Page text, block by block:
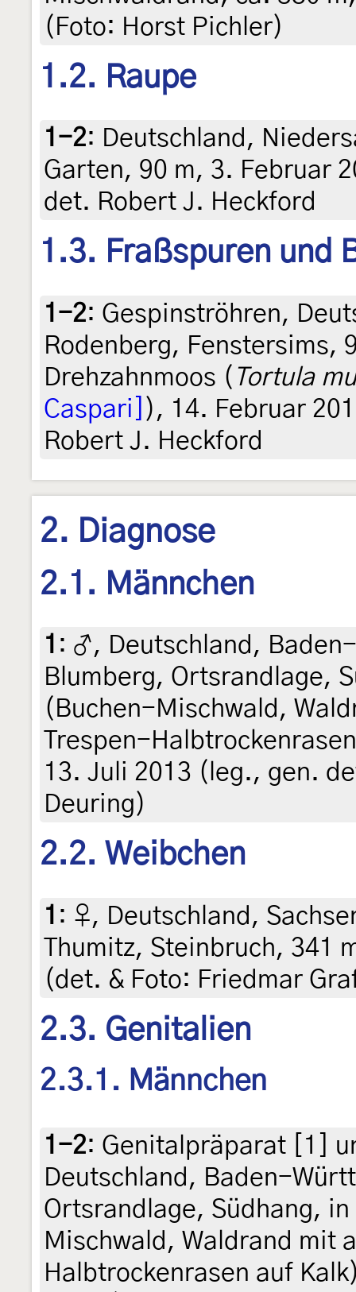
(Foto: Horst Pichler)
1.2. Raupe
1-2: Deutschland,
Garten, 90 m, 3. Februar
det. Robert J. Heckford
1.3. Fraßspuren und
1-2: Gespinströhren,
Rodenberg, Fenstersims,
Drehzahnmoos ( Tortula
Caspari]
), 14. Februar
Robert J. Heckford
2. Diagnose
2.1. Männchen
1 : ♂, Deutschland,
Blumberg, Ortsrandlage,
(Buchen-Mischwald,
Trespen-
13. Juli 2013 (leg., gen.
Deuring)
2.2. Weibchen
1 : ♀, Deutschland,
Thumitz, Steinbruch, 341
(det. & Foto: Friedmar
2.3. Genitalien
2.3.1. Männchen
1-2: Genitalpräparat [1]
Deutschland, Baden-
Ortsrandlage, Südhang,
Mischwald, Waldrand mit
Halbtrockenrasen auf